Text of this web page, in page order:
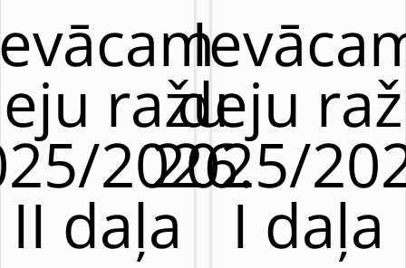
ražu
2026.
II daļa
deju
2025/
I daļa